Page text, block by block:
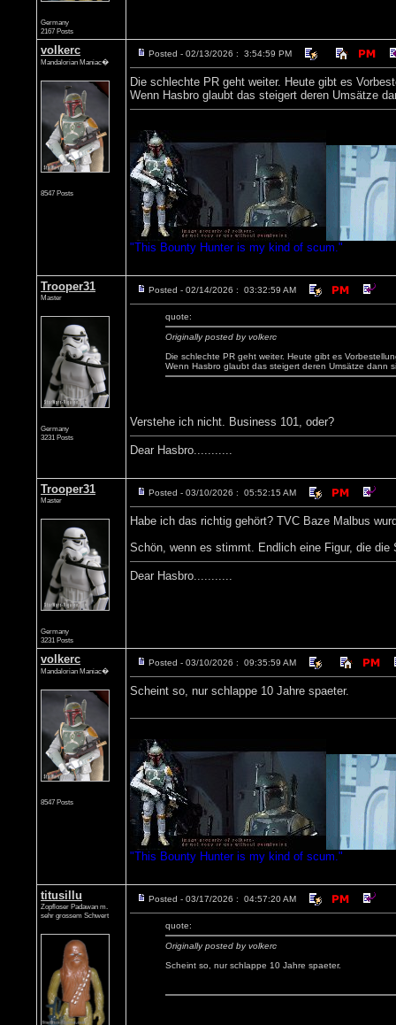
Germany
2167 Posts
volkerc
Mandalorian Maniac�
8547 Posts
Posted - 02/13/2026 : 3:54:59 PM
Die schlechte PR geht weiter. Heute gibt es
Wenn Hasbro glaubt das steigert deren Umsätze
"This Bounty Hunter is my kind of scum."
Trooper31
Master
Germany
3231 Posts
Posted - 02/14/2026 : 03:32:59 AM
quote:
Originally posted by volkerc
Die schlechte PR geht weiter. Heute gibt es
Wenn Hasbro glaubt das steigert deren Umsätze dann
Verstehe ich nicht. Business 101, oder?
Dear Hasbro...........
Trooper31
Master
Germany
3231 Posts
Posted - 03/10/2026 : 05:52:15 AM
Habe ich das richtig gehört? TVC Baze Malbus
Schön, wenn es stimmt. Endlich eine Figur, die die
Dear Hasbro...........
volkerc
Mandalorian Maniac�
8547 Posts
Posted - 03/10/2026 : 09:35:59 AM
Scheint so, nur schlappe 10 Jahre spaeter.
"This Bounty Hunter is my kind of scum."
titusillu
Zopfloser Padawan m.
sehr grossem Schwert
Posted - 03/17/2026 : 04:57:20 AM
quote:
Originally posted by volkerc
Scheint so, nur schlappe 10 Jahre spaeter.